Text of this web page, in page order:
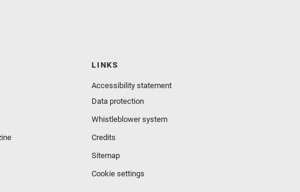
LINKS
Accessibility statement
Data protection
Whistleblower system
Credits
Sitemap
Cookie settings